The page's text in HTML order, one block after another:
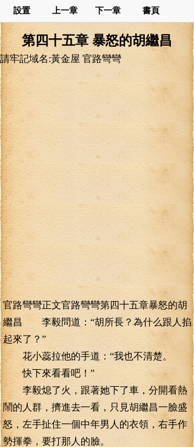
設置 上一章 下一章 書頁
第四十五章 暴怒的胡繼昌
請牢記域名:黃金屋 官路彎彎
官路彎彎正文官路彎彎第四十五章暴怒的胡
繼昌 李毅問道：“胡所長？為什么跟人掐
起來了？”
花小蕊拉他的手道：“我也不清楚。
快下來看看吧！”
李毅熄了火，跟著她下了車，分開看熱
鬧的人群，擠進去一看，只見胡繼昌一臉盛
怒，左手扯住一個中年男人的衣領，右手作
勢揮拳，要打那人的臉。